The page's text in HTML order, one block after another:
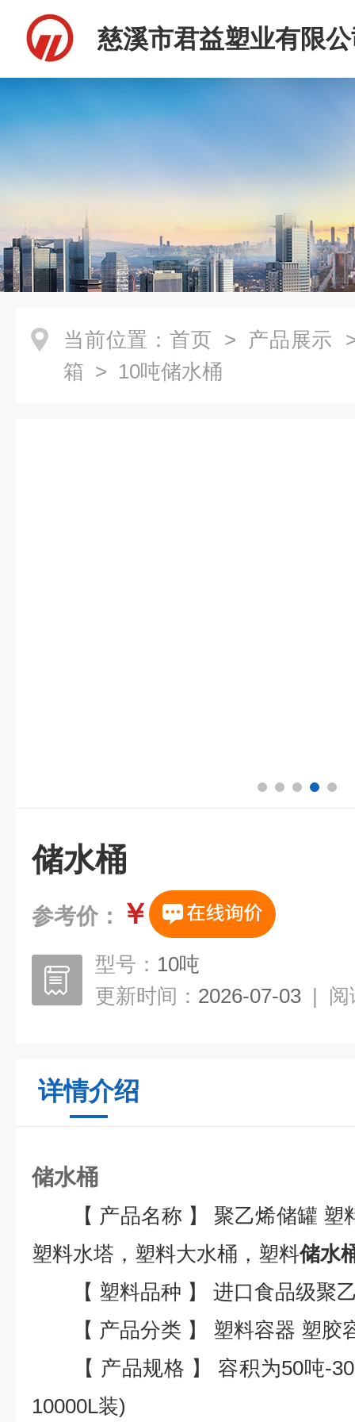
慈溪市君益塑业有限
当前位置： 首页 > 产品展示
箱 > 10吨储水桶
储水桶
参考价： ￥
型号： 10吨
更新时间： 2026-07-03 | 阅
详情介绍
储水桶
【 产品名称 】 聚乙烯储罐 塑
塑料水塔，塑料大水桶，塑料储水
【 塑料品种 】 进口食品级聚
【 产品分类 】 塑料容器 塑胶
【 产品规格 】 容积为50吨-
10000L装)